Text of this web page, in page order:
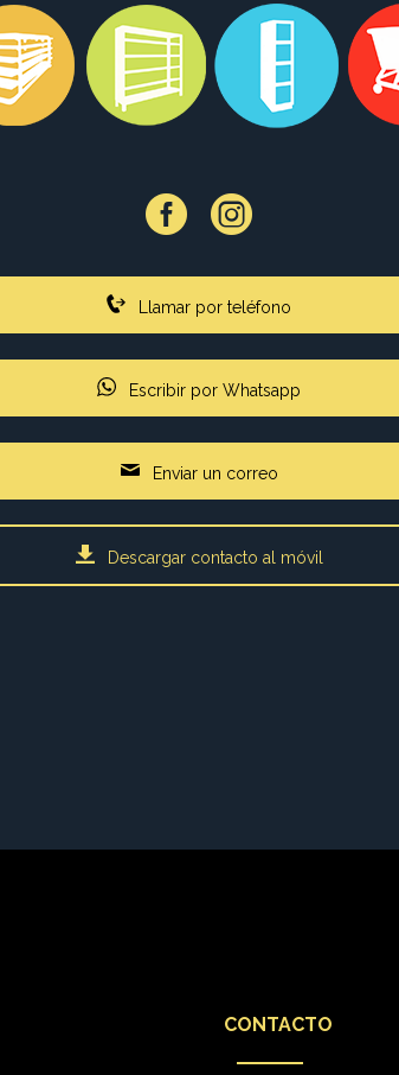
Llamar por teléfono
Escribir por Whatsapp
Enviar un correo
Descargar contacto al móvil
CONTACTO